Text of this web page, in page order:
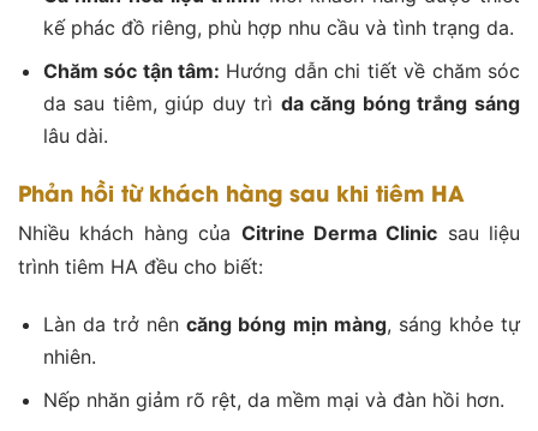
kế phác đồ riêng, phù hợp nhu cầu và tình trạng da.
Chăm sóc tận tâm: Hướng dẫn chi tiết về chăm sóc
da sau tiêm, giúp duy trì da căng bóng trắng sáng
lâu dài.
Phản hồi từ khách hàng sau khi tiêm HA
Nhiều khách hàng của Citrine Derma Clinic sau liệu
trình tiêm HA đều cho biết:
Làn da trở nêncăng bóng mịn màng, sáng khỏe tự
nhiên.
Nếp nhăn giảm rõ rệt, da mềm mại và đàn hồi hơn.